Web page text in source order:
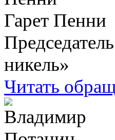
Гарет Пенни
никель»
Читать